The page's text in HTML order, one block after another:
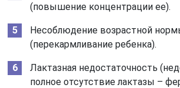
(повышение концентрации ее).
Несоблюдение возрастной
(перекармливание ребенка).
Лактазная недостаточность
полное отсутствие лактазы –